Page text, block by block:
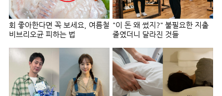
회 좋아한다면 꼭 보세요, 여름철
비브리오균 피하는 법
"이 돈 왜 썼지?" 불필요한 지출
줄였더니 달라진 것들